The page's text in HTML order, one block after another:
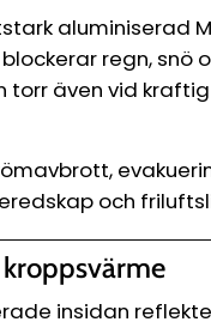
aluminiserad
regn, snö
torr även vid kraftig
och
insidan